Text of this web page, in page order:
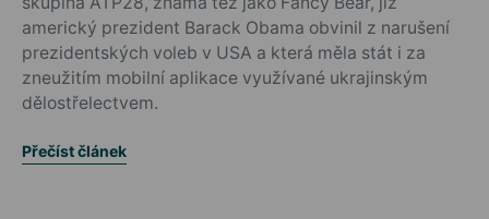
americký prezident Barack Obama obvinil z narušení
prezidentských voleb v USA a která měla stát i za
zneužitím mobilní aplikace využívané ukrajinským
dělostřelectvem.
Přečíst článek